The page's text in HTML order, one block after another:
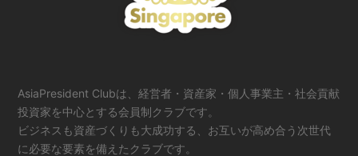
AsiaPresident Clubは、経営者・資産家・個人事業主・社会貢献
投資家を中心とする会員制クラブです。
ビジネスも資産づくりも大成功する、お互いが高め合う次世代
に必要な要素を備えたクラブです。